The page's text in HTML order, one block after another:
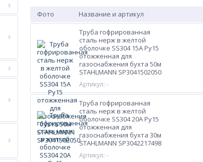
Фото Название и артикул
Труба гофрированная
сталь нерж в желтой
оболочке SS304 15A Ру15
отожженная для
газоснабжения бухта 50м
STAHLMANN SP3041502050
Артикул: -
Труба гофрированная
сталь нерж в желтой
оболочке SS304 20A Ру15
отожженная для
газоснабжения бухта 30м
STAHLMANN SP3042217498
Артикул: -